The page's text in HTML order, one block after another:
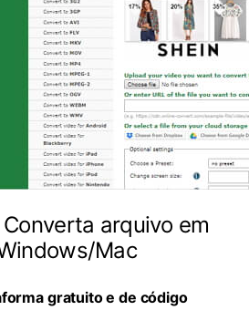
arquivo em
Mac
gratuito e de código